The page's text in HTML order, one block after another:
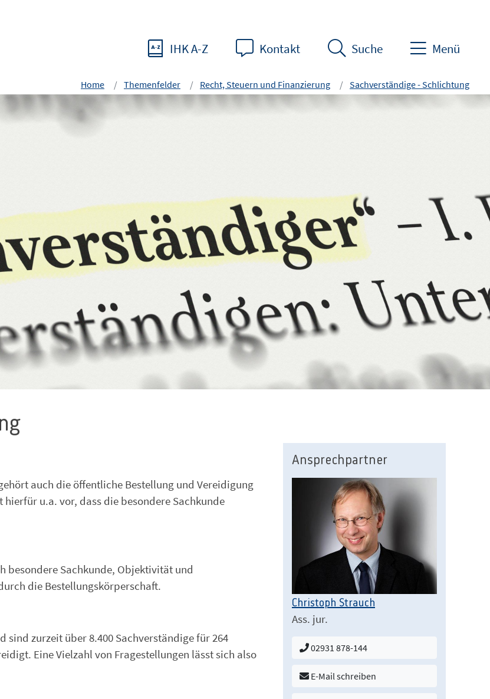
IHK A-Z Kontakt Suche Menü
Home Themenfelder Recht, Steuern und Finanzierung Sachverständige - Schlichtung
auch die öffentliche Bestellung und Vereidigung
u.a. vor, dass die besondere Sachkunde
besondere Sachkunde, Objektivität und
die Bestellungskörperschaft.
zurzeit über 8.400 Sachverständige für 264
Eine Vielzahl von Fragestellungen lässt sich also
Ansprechpartner
Christoph Strauch
Ass. jur.
02931 878-144
E-Mail schreiben